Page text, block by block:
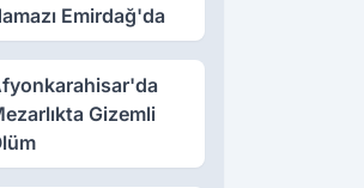
Emirdağ'da
Gizemli